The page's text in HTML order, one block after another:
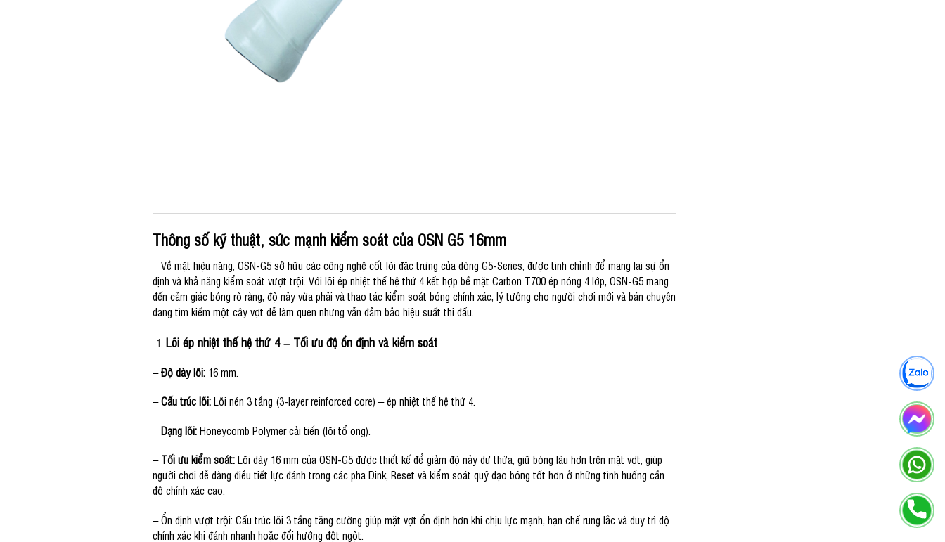
Thông số kỹ thuật, sức mạnh kiểm soát của OSN G5 16mm
Về mặt hiệu năng, OSN-G5 sở hữu các công nghệ cốt lõi đặc trưng của dòng G5-Series, được tinh chỉnh để mang lại sự ổn
định và khả năng kiểm soát vượt trội. Với lõi ép nhiệt thế hệ thứ 4 kết hợp bề mặt Carbon T700 ép nóng 4 lớp, OSN-G5 mang
đến cảm giác bóng rõ ràng, độ nảy vừa phải và thao tác kiểm soát bóng chính xác, lý tưởng cho người chơi mới và bán chuyên
đang tìm kiếm một cây vợt dễ làm quen nhưng vẫn đảm bảo hiệu suất thi đấu.
Lõi ép nhiệt thế hệ thứ 4 – Tối ưu độ ổn định và kiểm soát
–Độ dày lõi:16 mm.
–Cấu trúc lõi:Lõi nén 3 tầng (3-layer reinforced core) – ép nhiệt thế hệ thứ 4.
–Dạng lõi:Honeycomb Polymer cải tiến (lõi tổ ong).
–Tối ưu kiểm soát:Lõi dày 16 mm của OSN-G5 được thiết kế để giảm độ nảy dư thừa, giữ bóng lâu hơn trên mặt vợt, giúp
người chơi dễ dàng điều tiết lực đánh trong các pha Dink, Reset và kiểm soát quỹ đạo bóng tốt hơn ở những tình huống cần
độ chính xác cao.
– Ổn định vượt trội: Cấu trúc lõi 3 tầng tăng cường giúp mặt vợt ổn định hơn khi chịu lực mạnh, hạn chế rung lắc và duy trì độ
chính xác khi đánh nhanh hoặc đổi hướng đột ngột.